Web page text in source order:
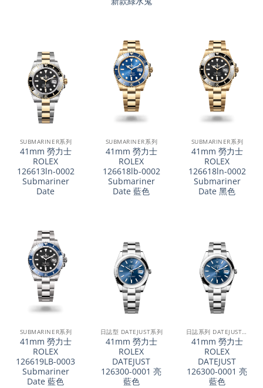
SUBMARINER系列
41mm 勞力士
ROLEX
126613ln-0002
Submariner
Date
SUBMARINER系列
41mm 勞力士
ROLEX
126618lb-0002
Submariner
Date 藍色
SUBMARINER系列
41mm 勞力士
ROLEX
126618ln-0002
Submariner
Date 黑色
SUBMARINER系列
41mm 勞力士
ROLEX
126619LB-0003
Submariner
Date 藍色
日誌型 DATEJUST系列
41mm 勞力士
ROLEX
DATEJUST
126300-0001 亮
藍色
日誌系列 DATEJUST 41
41mm 勞力士
ROLEX
DATEJUST
126300-0001 亮
藍色